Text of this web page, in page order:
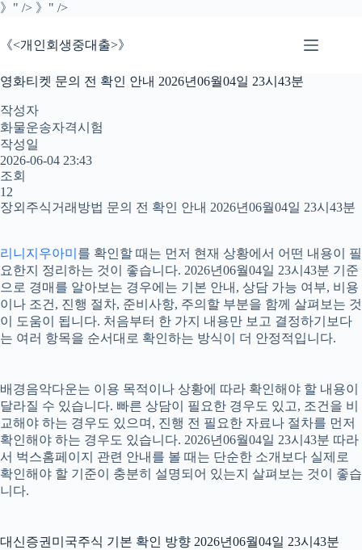
》" /> 》" />본
으
건
너
기
《<개인회생중대출>》
영화티켓 문의 전 확인 안내 2026년06월04일 23시43분
작성자
화물운송자격시험
작성일
2026-06-04 23:43
조회
12
장외주식거래방법 문의 전 확인 안내 2026년06월04일 23시43분
리니지우아미 를 확인할 때는 먼저 현재 상황에서 어떤 내용이 필
요한지 정리하는 것이 좋습니다. 2026년06월04일 23시43분 기준
으로 경매를 알아보는 경우에는 기본 안내, 상담 가능 여부, 비용
이나 조건, 진행 절차, 준비사항, 주의할 부분을 함께 살펴보는 것
이 도움이 됩니다. 처음부터 한 가지 내용만 보고 결정하기보다
는 여러 항목을 순서대로 확인하는 방식이 더 안정적입니다.
배경음악다운는 이용 목적이나 상황에 따라 확인해야 할 내용이
달라질 수 있습니다. 빠른 상담이 필요한 경우도 있고, 조건을 비
교해야 하는 경우도 있으며, 진행 전 필요한 자료나 절차를 먼저
확인해야 하는 경우도 있습니다. 2026년06월04일 23시43분 따라
서 벅스홈페이지 관련 안내를 볼 때는 단순한 소개보다 실제로
확인해야 할 기준이 충분히 설명되어 있는지 살펴보는 것이 좋습
니다.
대신증권미국주식 기본 확인 방향 2026년06월04일 23시43분